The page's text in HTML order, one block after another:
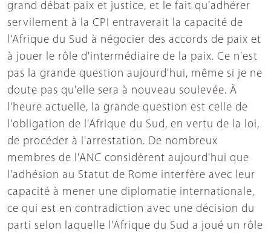
grand débat paix et justice, et le fait qu'adhérer
servilement à la CPI entraverait la capacité de
l'Afrique du Sud à négocier des accords de paix et
à jouer le rôle d'intermédiaire de la paix. Ce n'est
pas la grande question aujourd'hui, même si je ne
doute pas qu'elle sera à nouveau soulevée. À
l'heure actuelle, la grande question est celle de
l'obligation de l'Afrique du Sud, en vertu de la loi,
de procéder à l'arrestation. De nombreux
membres de l'ANC considèrent aujourd'hui que
l'adhésion au Statut de Rome interfère avec leur
capacité à mener une diplomatie internationale,
ce qui est en contradiction avec une décision du
parti selon laquelle l'Afrique du Sud a joué un rôle